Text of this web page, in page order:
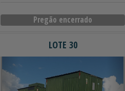
Pregão encerrado
LOTE 30
Anterior